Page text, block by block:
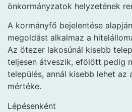
önkormányzatok helyzetének
A kormányfő bejelentése
megoldást alkalmaz a
Az ötezer lakosúnál kisebb
teljesen átveszik, efölött pedig
település, annál kisebb lehet az
mértéke.
Lépésenként